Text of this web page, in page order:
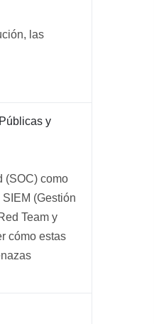
las
y
(SOC) como
(Gestión
Team y
cómo estas